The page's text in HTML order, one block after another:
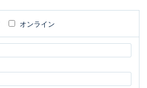
オンライン